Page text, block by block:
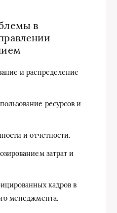
в
и распределение
ресурсов и
и отчетности.
затрат и
кадров в
менеджмента.